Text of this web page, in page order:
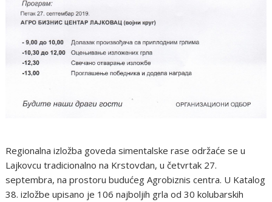
Regionalna izložba goveda simentalske rase održaće se u
Lajkovcu tradicionalno na Krstovdan, u četvrtak 27.
septembra, na prostoru budućeg Agrobiznis centra. U Katalog
38. izložbe upisano je 106 najboljih grla od 30 kolubarskih